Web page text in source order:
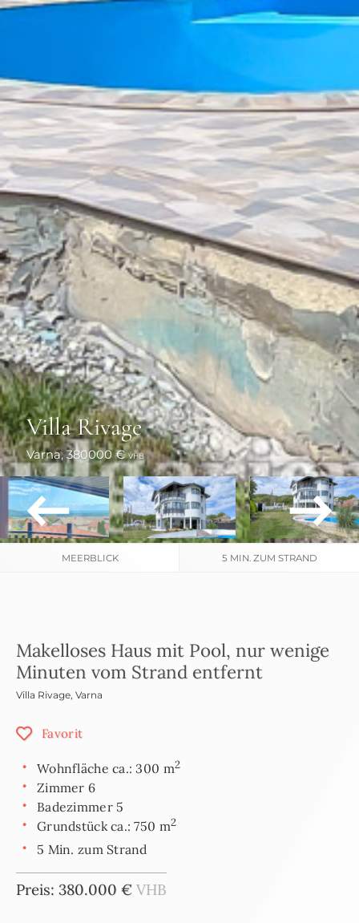
Villa Rivage
Varna, 380000 €VHB
MEERBLICK 5 MIN. ZUM STRAND
Makelloses Haus mit Pool, nur wenige
Minuten vom Strand entfernt
Villa Rivage, Varna
Favorit
Wohnfläche ca.: 300 m2
Zimmer 6
Badezimmer 5
Grundstück ca.: 750 m2
5 Min. zum Strand
Preis: 380.000 € VHB